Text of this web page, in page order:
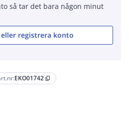
EKO01742 content_copy
så tar det bara någon minut
eller registrera konto